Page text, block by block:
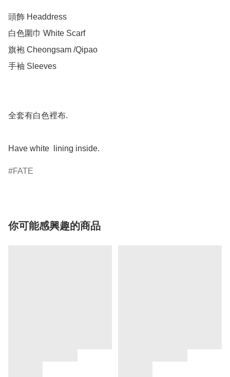
頭飾 Headdress
白色圍巾 White Scarf
旗袍 Cheongsam /Qipao
手袖 Sleeves
全套有白色裡布.
Have white  lining inside.
FATE
你可能感興趣的商品